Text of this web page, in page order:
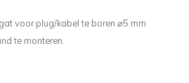
voor plug/kabel te boren ⌀5 mm
te monteren.